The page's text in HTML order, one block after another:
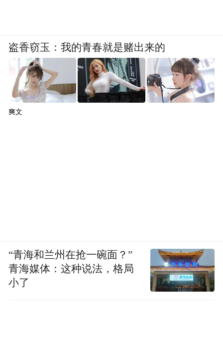
盗香窃玉：我的青春就是赌出来的
爽文
“青海和兰州在抢一碗面？”
青海媒体：这种说法，格局
小了